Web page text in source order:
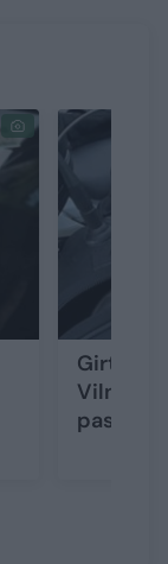
Girtas
Vilniaus